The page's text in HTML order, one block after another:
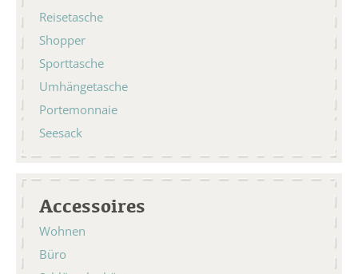
Reisetasche
Shopper
Sporttasche
Umhängetasche
Portemonnaie
Seesack
Accessoires
Wohnen
Büro